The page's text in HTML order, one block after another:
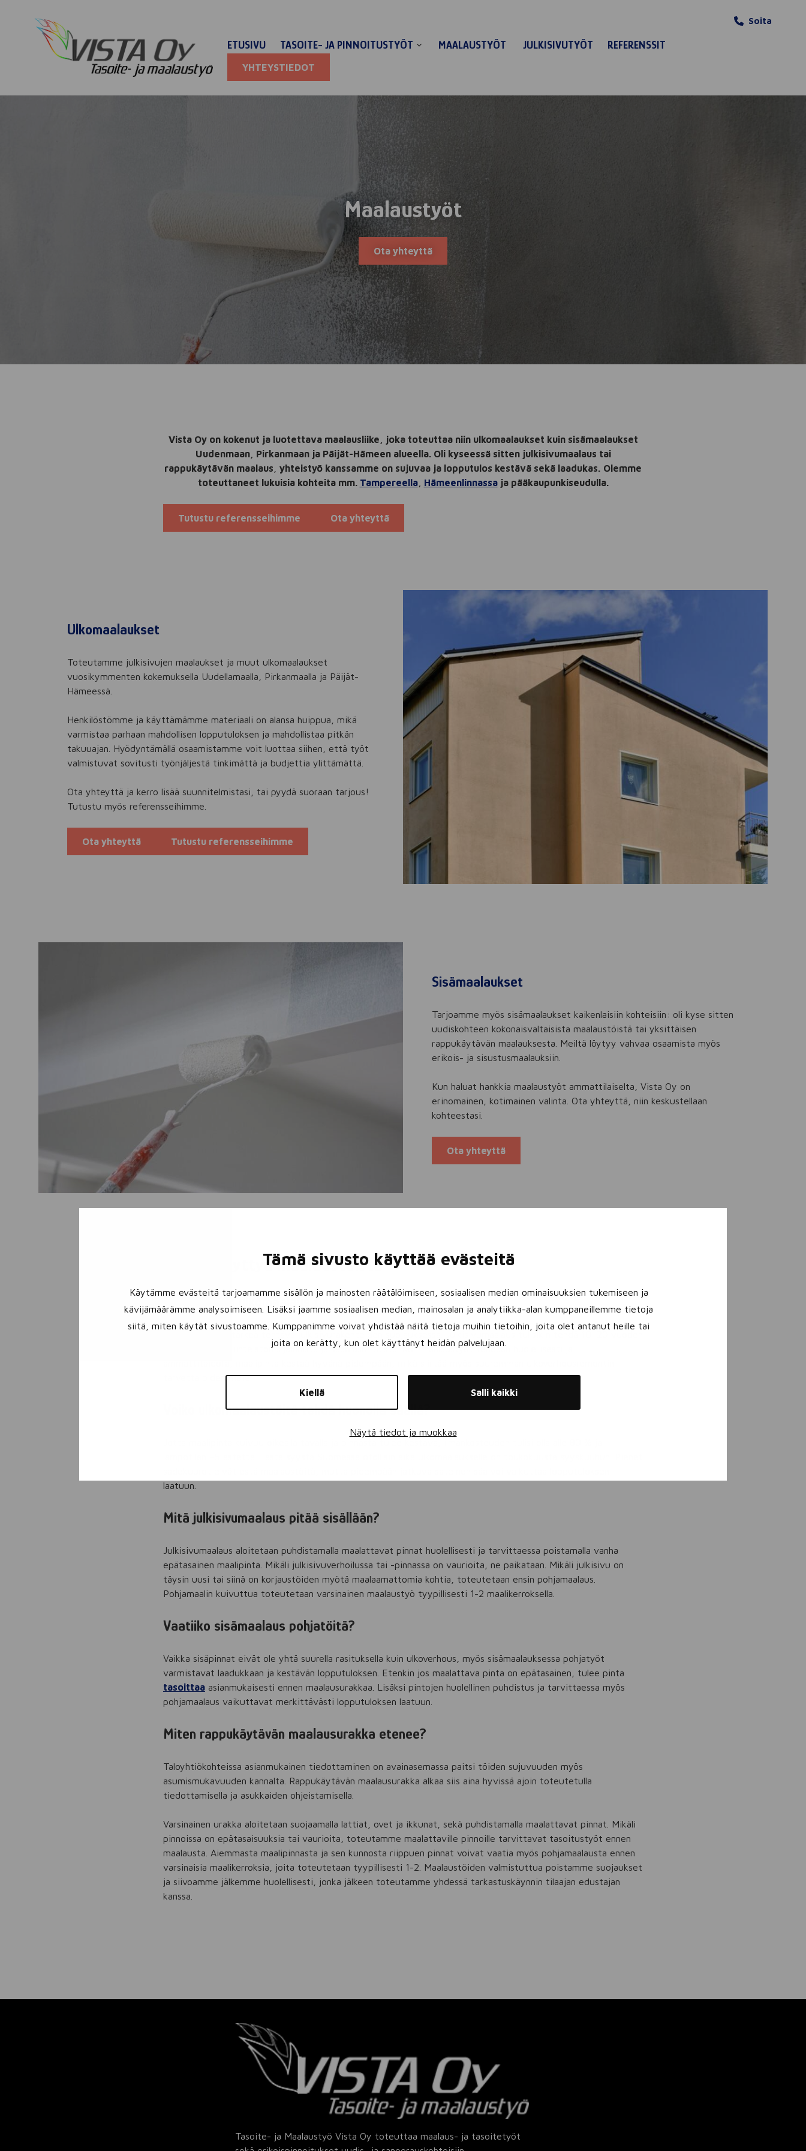
Tämä sivusto käyttää evästeitä
Käytämme evästeitä tarjoamamme sisällön ja mainosten räätälöimiseen, sosiaalisen median ominaisuuksien tukemiseen ja
kävijämäärämme analysoimiseen. Lisäksi jaamme sosiaalisen median, mainosalan ja analytiikka-alan kumppaneillemme tietoja
siitä, miten käytät sivustoamme. Kumppanimme voivat yhdistää näitä tietoja muihin tietoihin, joita olet antanut heille tai
joita on kerätty, kun olet käyttänyt heidän palvelujaan.
Kiellä Salli kaikki
Näytä tiedot ja muokkaa
Soita
ETUSIVU TASOITE- JA PINNOITUSTYÖT MAALAUSTYÖT JULKISIVUTYÖT REFERENSSIT
YHTEYSTIEDOT
Maalaustyöt
Ota yhteyttä
Vista Oy on kokenut ja luotettava maalausliike, joka toteuttaa niin ulkomaalaukset kuin sisämaalaukset
Uudenmaan, Pirkanmaan ja Päijät-Hämeen alueella. Oli kyseessä sitten julkisivumaalaus tai
rappukäytävän maalaus
yhteistyö kanssamme on sujuvaa ja lopputulos kestävä sekä laadukas. Olemme
toteuttaneet lukuisia kohteita mm. Tampereella, Hämeenlinnassaja pääkaupunkiseudulla.
Tutustu referensseihimme Ota yhteyttä
Ulkomaalaukset
Toteutamme julkisivujen maalaukset ja muut ulkomaalaukset
vuosikymmenten kokemuksella Uudellamaalla, Pirkanmaalla ja Päijät-
Hämeessä.
Henkilöstömme ja käyttämämme materiaali on alansa huippua, mikä
varmistaa parhaan mahdollisen lopputuloksen ja mahdollistaa pitkän
takuuajan. Hyödyntämällä osaamistamme voit luottaa siihen, että työt
valmistuvat sovitusti työnjäljestä tinkimättä ja budjettia ylittämättä.
Ota yhteyttä ja kerro lisää suunnitelmistasi, tai pyydä suoraan tarjous!
Tutustu myös referensseihimme.
Ota yhteyttä Tutustu referensseihimme
Sisämaalaukset
Tarjoamme myös sisämaalaukset kaikenlaisiin kohteisiin: oli kyse sitten
uudiskohteen kokonaisvaltaisista maalaustöistä tai yksittäisen
rappukäytävän maalauksesta. Meiltä löytyy vahvaa osaamista myös
erikois- ja sisustusmaalauksiin.
Kun haluat hankkia maalaustyöt ammattilaiselta, Vista Oy on
erinomainen, kotimainen valinta. Ota yhteyttä, niin keskustellaan
kohteestasi.
Ota yhteyttä
Usein kysyttyä maalaustöistä
Kuinka usein ulkomaalaus tulisi tehdä?
Maalipinnalla on tärkeä tehtävä julkisivurakenteiden suojauksessa. Julkisivumaalaus tulisikin tehdä 10–20 vuoden
välein riippuen kiinteistön sijainnista ja sääolosuhteista. Kun maalaustyöt tehdään huolellisesti ja
tarvetta pidemmälle.
Voiko ulkomaalaustöitä tehdä huonolla säällä?
laatuun.
Mitä julkisivumaalaus pitää sisällään?
Julkisivumaalaus aloitetaan puhdistamalla maalattavat pinnat huolellisesti ja tarvittaessa poistamalla vanha
epätasainen maalipinta. Mikäli julkisivuverhoilussa tai -pinnassa on vaurioita, ne paikataan. Mikäli julkisivu on
täysin uusi tai siinä on korjaustöiden myötä maalaamattomia kohtia, toteutetaan ensin pohjamaalaus.
Pohjamaalin kuivuttua toteutetaan varsinainen maalaustyö tyypillisesti 1-2 maalikerroksella.
Vaatiiko sisämaalaus pohjatöitä?
Vaikka sisäpinnat eivät ole yhtä suurella rasituksella kuin ulkoverhous, myös sisämaalauksessa pohjatyöt
varmistavat laadukkaan ja kestävän lopputuloksen. Etenkin jos maalattava pinta on epätasainen, tulee pinta
tasoittaa asianmukaisesti ennen maalausurakkaa. Lisäksi pintojen huolellinen puhdistus ja tarvittaessa myös
pohjamaalaus vaikuttavat merkittävästi lopputuloksen laatuun.
Miten rappukäytävän maalausurakka etenee?
Taloyhtiökohteissa asianmukainen tiedottaminen on avainasemassa paitsi töiden sujuvuuden myös
asumismukavuuden kannalta. Rappukäytävän maalausurakka alkaa siis aina hyvissä ajoin toteutetulla
tiedottamisella ja asukkaiden ohjeistamisella.
Varsinainen urakka aloitetaan suojaamalla lattiat, ovet ja ikkunat, sekä puhdistamalla maalattavat pinnat. Mikäli
pinnoissa on epätasaisuuksia tai vaurioita, toteutamme maalattaville pinnoille tarvittavat tasoitustyöt ennen
maalausta. Aiemmasta maalipinnasta ja sen kunnosta riippuen pinnat voivat vaatia myös pohjamaalausta ennen
varsinaisia maalikerroksia, joita toteutetaan tyypillisesti 1-2. Maalaustöiden valmistuttua poistamme suojaukset
ja siivoamme jälkemme huolellisesti, jonka jälkeen toteutamme yhdessä tarkastuskäynnin tilaajan edustajan
kanssa.
Tasoite- ja Maalaustyö Vista Oy toteuttaa maalaus- ja tasoitetyöt